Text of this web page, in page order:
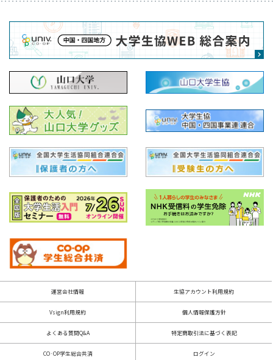
運営会社情報 生協アカウント利用規約
Vsign利用規約 個人情報保護方針
よくある質問Q&A 特定商取引法に基づく表記
CO·OP学生総合共済 ログイン